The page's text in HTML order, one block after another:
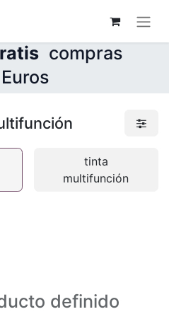
compras
tinta
multifunción
definido